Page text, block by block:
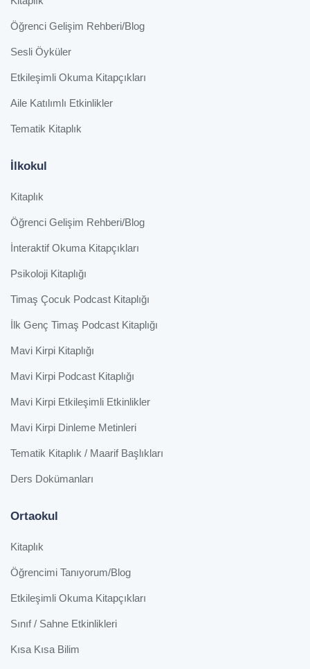
Öğrenci Gelişim Rehberi/Blog
Sesli Öyküler
Etkileşimli Okuma Kitapçıkları
Aile Katılımlı Etkinlikler
Tematik Kitaplık
İlkokul
Kitaplık
Öğrenci Gelişim Rehberi/Blog
İnteraktif Okuma Kitapçıkları
Psikoloji Kitaplığı
Timaş Çocuk Podcast Kitaplığı
İlk Genç Timaş Podcast Kitaplığı
Mavi Kirpi Kitaplığı
Mavi Kirpi Podcast Kitaplığı
Mavi Kirpi Etkileşimli Etkinlikler
Mavi Kirpi Dinleme Metinleri
Tematik Kitaplık / Maarif Başlıkları
Ders Dokümanları
Ortaokul
Kitaplık
Öğrencimi Tanıyorum/Blog
Etkileşimli Okuma Kitapçıkları
Sınıf / Sahne Etkinlikleri
Kısa Kısa Bilim